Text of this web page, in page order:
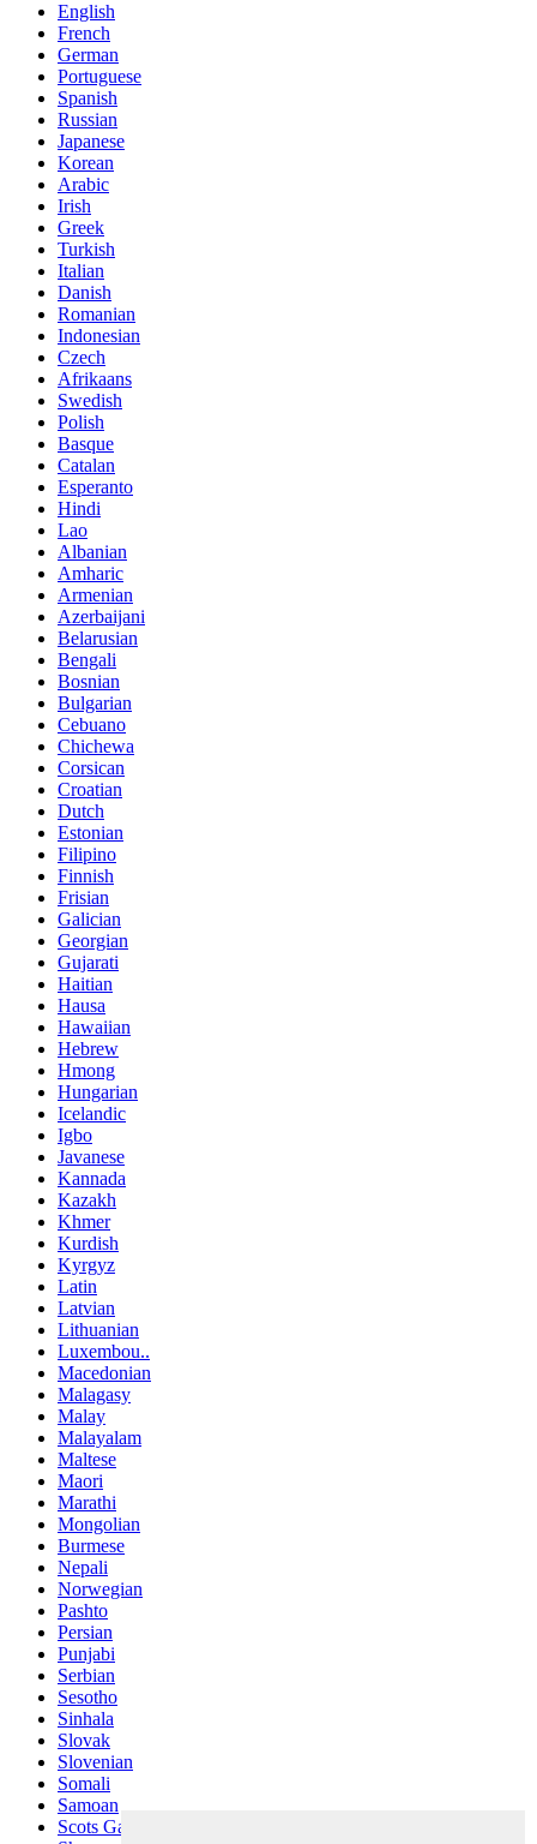
English
French
German
Portuguese
Spanish
Russian
Japanese
Korean
Arabic
Irish
Greek
Turkish
Italian
Danish
Romanian
Indonesian
Czech
Afrikaans
Swedish
Polish
Basque
Catalan
Esperanto
Hindi
Lao
Albanian
Amharic
Armenian
Azerbaijani
Belarusian
Bengali
Bosnian
Bulgarian
Cebuano
Chichewa
Corsican
Croatian
Dutch
Estonian
Filipino
Finnish
Frisian
Galician
Georgian
Gujarati
Haitian
Hausa
Hawaiian
Hebrew
Hmong
Hungarian
Icelandic
Igbo
Javanese
Kannada
Kazakh
Khmer
Kurdish
Kyrgyz
Latin
Latvian
Lithuanian
Luxembou..
Macedonian
Malagasy
Malay
Malayalam
Maltese
Maori
Marathi
Mongolian
Burmese
Nepali
Norwegian
Pashto
Persian
Punjabi
Serbian
Sesotho
Sinhala
Slovak
Slovenian
Somali
Samoan
Scots Gaelic